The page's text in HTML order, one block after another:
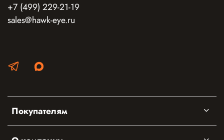
Покупателям
+7 (499) 229-21-19
sales@hawk-eye.ru